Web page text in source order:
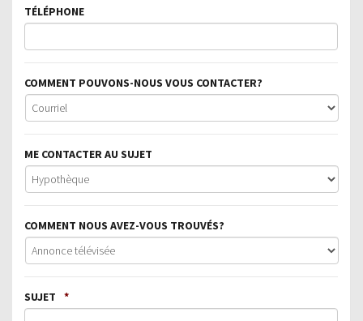
TÉLÉPHONE
COMMENT POUVONS-NOUS VOUS CONTACTER?
ME CONTACTER AU SUJET
COMMENT NOUS AVEZ-VOUS TROUVÉS?
SUJET *